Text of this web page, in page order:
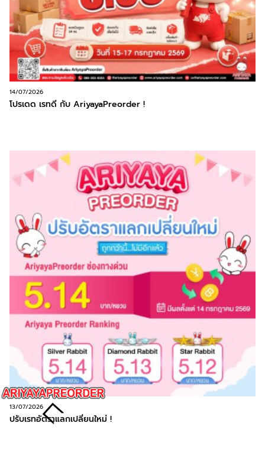
14/07/2026
โปรเดด เรทดี กับ AriyayaPreorder !
13/07/2026
ปรับเรทอัตราแลกเปลี่ยนใหม่ !